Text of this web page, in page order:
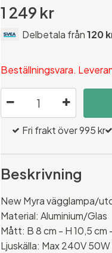
1 249 kr
Delbetala från120
Beställningsvara.
Fri frakt över 995 kr
Beskrivning
New Myra vägglampa/
Material: Aluminium/Glas
Mått: B 8 cm - H 10,5 cm
Ljuskälla: Max 240V 50W